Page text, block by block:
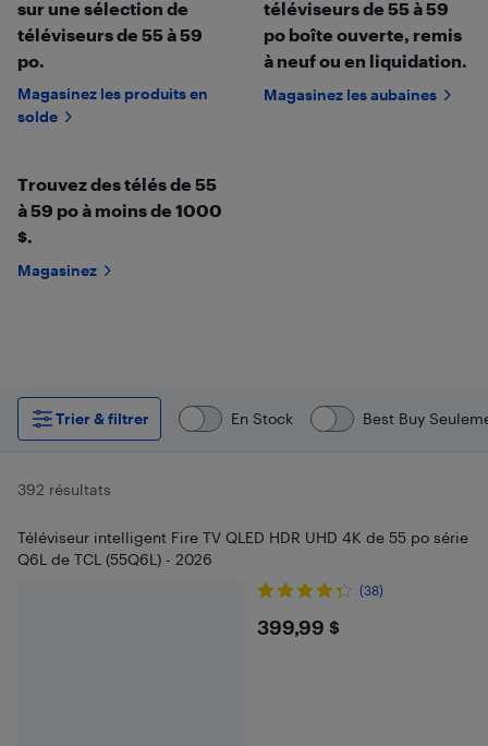
sur une sélection de
téléviseurs de 55 à 59
po.
Magasinez les produits en
solde
téléviseurs de 55 à 59
po boîte ouverte, remis
à neuf ou en liquidation.
Magasinez les aubaines
Trouvez des télés de 55
à 59 po à moins de 1000
$.
Magasinez
Trier & filtrer En Stock Best Buy
392 résultats
Téléviseur intelligent Fire TV QLED HDR UHD 4K de 55 po série
Q6L de TCL (55Q6L) - 2026
(38)
$399.99
399,99 $